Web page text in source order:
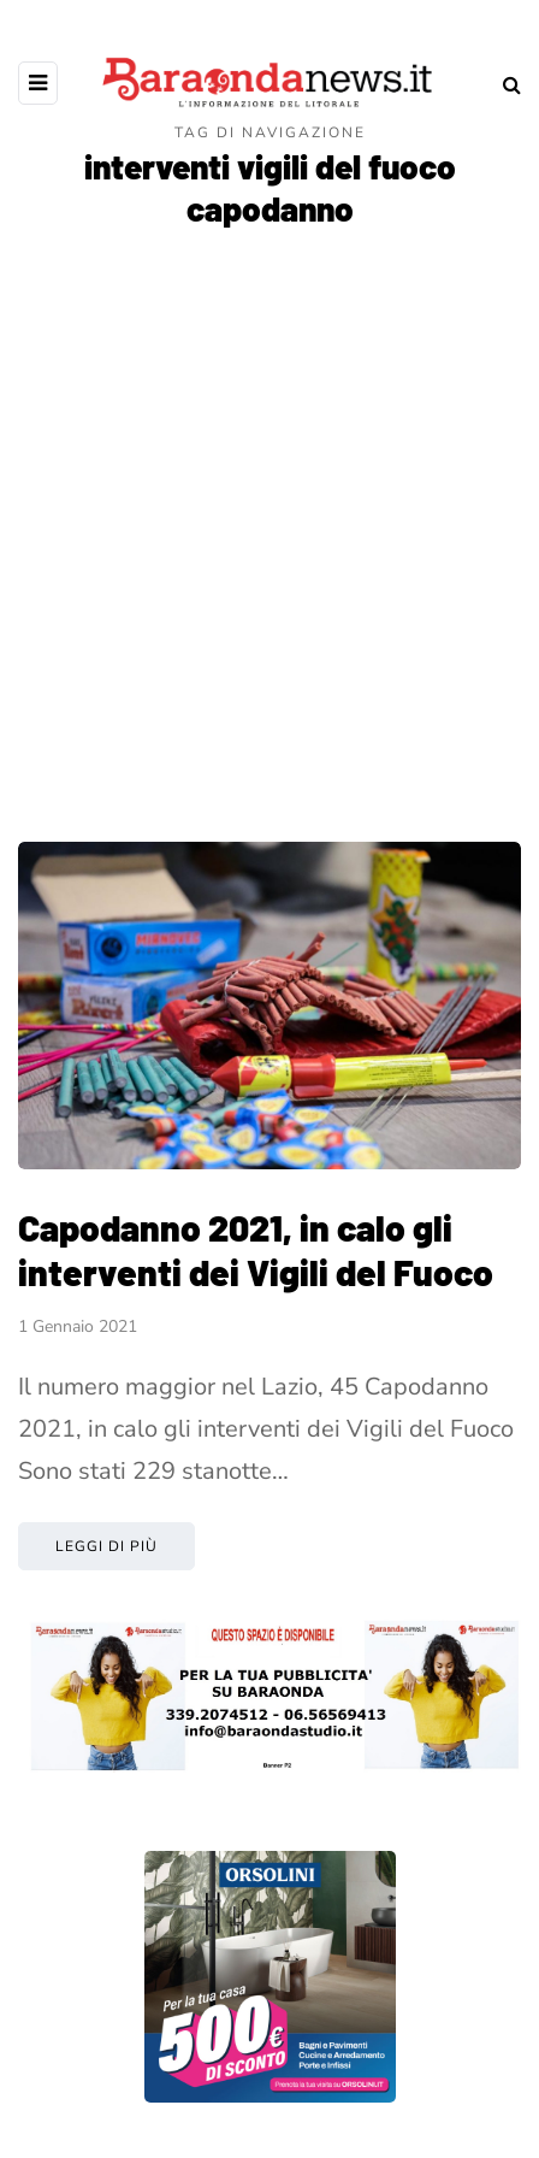
TAG DI NAVIGAZIONE
interventi vigili del fuoco
capodanno
Capodanno 2021, in calo gli
interventi dei Vigili del Fuoco
1 Gennaio 2021
Il numero maggior nel Lazio, 45 Capodanno
2021, in calo gli interventi dei Vigili del Fuoco
Sono stati 229 stanotte…
LEGGI DI PIÙ